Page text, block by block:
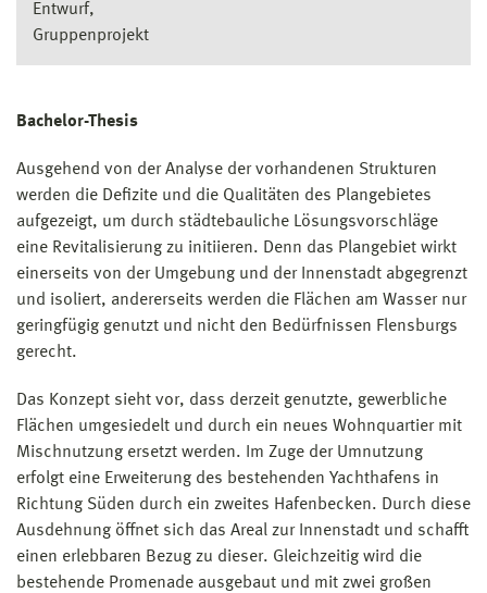
Entwurf
Gruppenprojekt
Bachelor-Thesis
Ausgehend von der Analyse der vorhandenen Strukturen
werden die Defizite und die Qualitäten des Plangebietes
aufgezeigt, um durch städtebauliche Lösungsvorschläge
eine Revitalisierung zu initiieren. Denn das Plangebiet wirkt
einerseits von der Umgebung und der Innenstadt abgegrenzt
und isoliert, andererseits werden die Flächen am Wasser nur
geringfügig genutzt und nicht den Bedürfnissen Flensburgs
gerecht.
Das Konzept sieht vor, dass derzeit genutzte, gewerbliche
Flächen umgesiedelt und durch ein neues Wohnquartier mit
Mischnutzung ersetzt werden. Im Zuge der Umnutzung
erfolgt eine Erweiterung des bestehenden Yachthafens in
Richtung Süden durch ein zweites Hafenbecken. Durch diese
Ausdehnung öffnet sich das Areal zur Innenstadt und schafft
einen erlebbaren Bezug zu dieser. Gleichzeitig wird die
bestehende Promenade ausgebaut und mit zwei großen